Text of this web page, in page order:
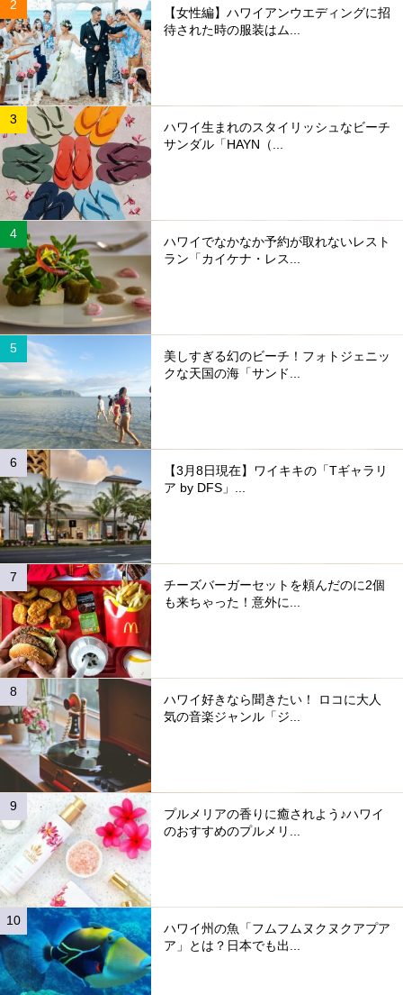
【女性編】ハワイアンウエディングに招
待された時の服装はム...
ハワイ生まれのスタイリッシュなビーチ
サンダル「HAYN（...
ハワイでなかなか予約が取れないレスト
ラン「カイケナ・レス...
美しすぎる幻のビーチ！フォトジェニッ
クな天国の海「サンド...
【3月8日現在】ワイキキの「Tギャラリ
ア by DFS」...
チーズバーガーセットを頼んだのに2個
も来ちゃった！意外に...
ハワイ好きなら聞きたい！ ロコに大人
気の音楽ジャンル「ジ...
プルメリアの香りに癒されよう♪ハワイ
のおすすめのプルメリ...
ハワイ州の魚「フムフムヌクヌクアプア
ア」とは？日本でも出...